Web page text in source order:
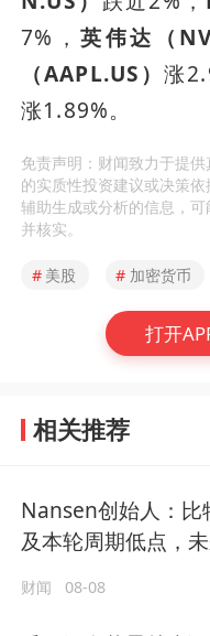
7%，英伟达（
（AAPL.US）涨
涨1.89%。
免责声明：财闻致力于提
的实质性投资建议或决策
辅助生成或分析的信息，
并核实。
# 美股 # 加密货币
打开
相关推荐
Nansen创始人：比
及本轮周期低点，
财闻 08-08